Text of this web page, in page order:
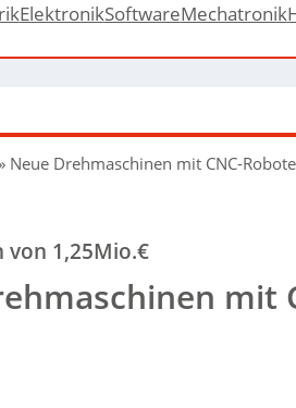
ElektronikSoftwareMechatronik
Neue Drehmaschinen mit CNC-
von 1,25Mio.€
mit